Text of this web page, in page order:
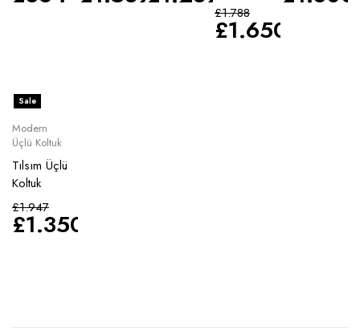
£1.788
£1.650
Sale
Modern
Üçlü Koltuk
Tılsım Üçlü
Koltuk
£1.947
£1.350